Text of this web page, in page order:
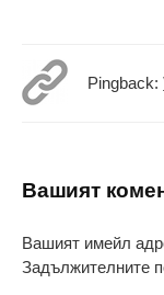
Pingback:
Вашият
Вашият имейл
Задължителните